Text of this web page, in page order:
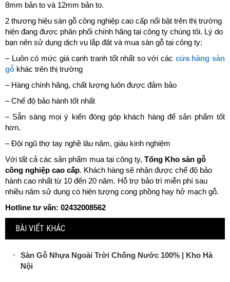
8mm bản to và 12mm bản to.
2 thương hiệu sàn gỗ công nghiệp cao cấp nổi bật trên thị trường
hiện đang được phân phối chính hãng tại công ty chúng tôi. Lý do
bạn nên sử dụng dịch vụ lắp đặt và mua sàn gỗ tại công ty:
– Luôn có mức giá cạnh tranh tốt nhất so với các cửa hàng sàn
gỗ khác trên thị trường
– Hàng chính hãng, chất lượng luôn được đảm bảo
– Chế độ bảo hành tốt nhất
– Sẵn sàng mọi ý kiến đóng góp khách hàng để sản phẩm tốt
hơn.
– Đội ngũ thợ tay nghề lâu năm, giàu kinh nghiệm
Với tất cả các sản phẩm mua tại công ty, Tổng Kho sàn gỗ
công nghiệp cao cấp. Khách hàng sẽ nhận được chế độ bảo
hành cao nhất từ 10 đến 20 năm. Hỗ trợ bảo trì miễn phí sau
nhiều năm sử dụng có hiện tượng cong phồng hay hở mạch gỗ.
Hotline tư vấn: 02432008562
BÀI VIẾT KHÁC
Sàn Gỗ Nhựa Ngoài Trời Chống Nước 100% | Kho Hà
Nội